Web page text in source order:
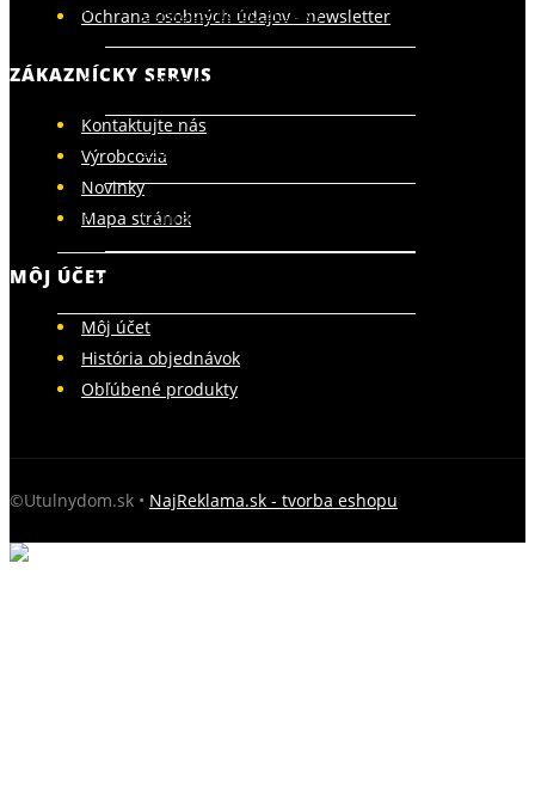
Odstúpenie od zmluvy
Doprava a platba
Ochrana osobných údajov
Ochrana osobných údajov - newsletter
Kontaktujte nás
Ochrana osobných údajov - newsletter
ZÁKAZNÍCKY SERVIS
Kontaktujte nás
Výrobcovia
Novinky
Mapa stránok
MÔJ ÚČET
Môj účet
História objednávok
Obľúbené produkty
©Utulnydom.sk • NajReklama.sk - tvorba eshopu